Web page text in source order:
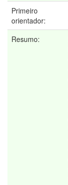
Primeiro
orientador:
Resumo: